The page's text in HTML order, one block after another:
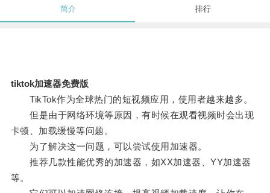
简介 排行
tiktok加速器免费版
TikTok作为全球热门的短视频应用，使用者越来越多。
但是由于网络环境等原因，有时候在观看视频时会出现
卡顿、加载缓慢等问题。
为了解决这一问题，可以尝试使用加速器。
推荐几款性能优秀的加速器，如XX加速器、YY加速器
等。